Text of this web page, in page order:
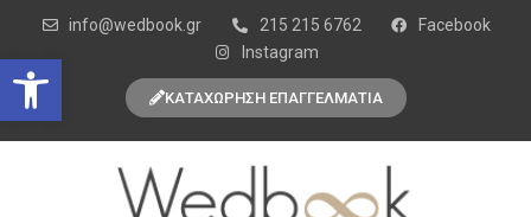
Open toolbar
info@wedbook.gr 215 215 6762
Facebook
Instagram
ΚΑΤΑΧΩΡΗΣΗ ΕΠΑΓΓΕΛΜΑΤΙΑ